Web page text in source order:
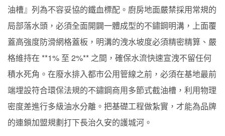
油槽』列為不容妥協的鐵血標配。廚房地面嚴禁採用常規的
局部落水頭，必須全面開闢一體成型的不鏽鋼明溝，上面覆
蓋高強度防滑網格蓋板，明溝的洩水坡度必須精密精算、嚴
格維持在 **1% 至 2%** 之間，確保水流快速宣洩不留任何
積水死角。在廢水排入都市公用管線之前，必須在基地最前
端埋設符合環保法規的不鏽鋼商用多節式截油槽，利用物理
密度差進行多級油水分離。把基礎工程做紮實，才能為品牌
的連鎖加盟規劃打下長治久安的護城河。